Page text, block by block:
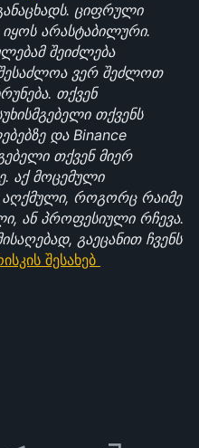
ციფრული
იყოს არასტაბილური.
შეიძლება
ვერ შეძლოთ
თქვენ
თქვენს
და Binance
თქვენ მიერ
აქ მოცემული
აღქმული, როგორც რაიმე
ან პროფესიული რჩევა.
დამატებითი ინფორმაციის მისაღებად, გაეცანით ჩვენს
შესახებ